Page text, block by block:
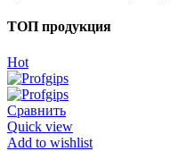
ТОП продукция
Hot
Сравнить
Quick view
Add to wishlist